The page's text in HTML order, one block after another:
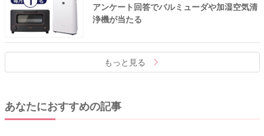
アンケート回答でバルミューダや加湿空気清
浄機が当たる
もっと見る
あなたにおすすめの記事